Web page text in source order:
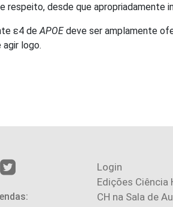
respeito, desde que apropriadamente
ε4 deAPOEdeve ser amplamente
logo.
Login
Edições Ciência
CH na Sala de